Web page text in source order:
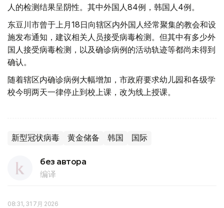
人的检测结果呈阴性。其中外国人84例，韩国人4例。
东豆川市曾于上月18日向辖区内外国人经常聚集的教会和设
施发布通知，建议相关人员接受病毒检测。但其中有多少外
国人接受病毒检测，以及确诊病例的活动轨迹等都尚未得到
确认。
随着辖区内确诊病例大幅增加，市政府要求幼儿园和各级学
校今明两天一律停止到校上课，改为线上授课。
新型冠状病毒 黄金储备 韩国 国际
без автора
编译
08:31, 31 7月 2026